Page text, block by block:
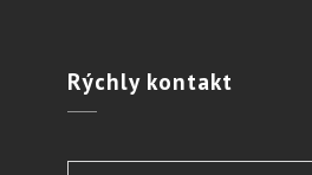
Rýchlykontakt